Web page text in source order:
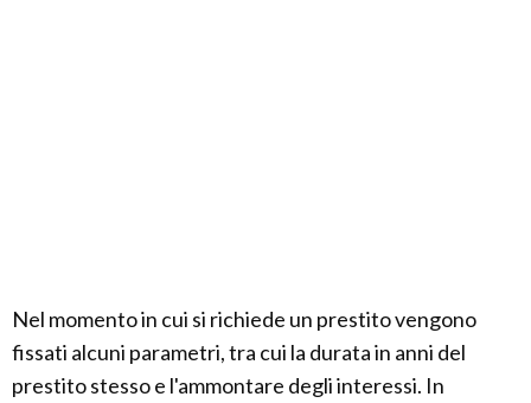
Nel momento in cui si richiede un prestito vengono
fissati alcuni parametri, tra cui la durata in anni del
prestito stesso e l'ammontare degli interessi. In